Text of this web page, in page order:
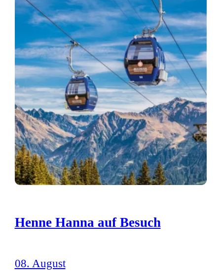
Henne Hanna auf Besuch
08. August